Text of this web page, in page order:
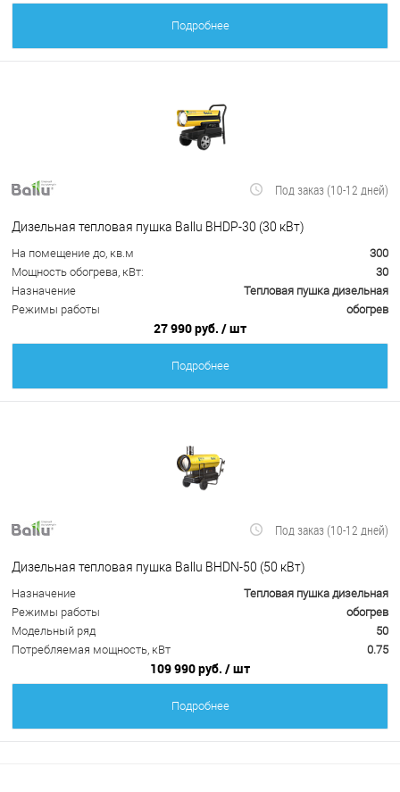
Подробнее
Под заказ (10-12 дней)
Дизельная тепловая пушка Ballu BHDP-30 (30 кВт)
На помещение до, кв.м
300
Мощность обогрева, кВт:
30
Назначение
Тепловая пушка дизельная
Режимы работы
обогрев
27 990 руб. / шт
Подробнее
Под заказ (10-12 дней)
Дизельная тепловая пушка Ballu BHDN-50 (50 кВт)
Назначение
Тепловая пушка дизельная
Режимы работы
обогрев
Модельный ряд
50
Потребляемая мощность, кВт
0.75
109 990 руб. / шт
Подробнее